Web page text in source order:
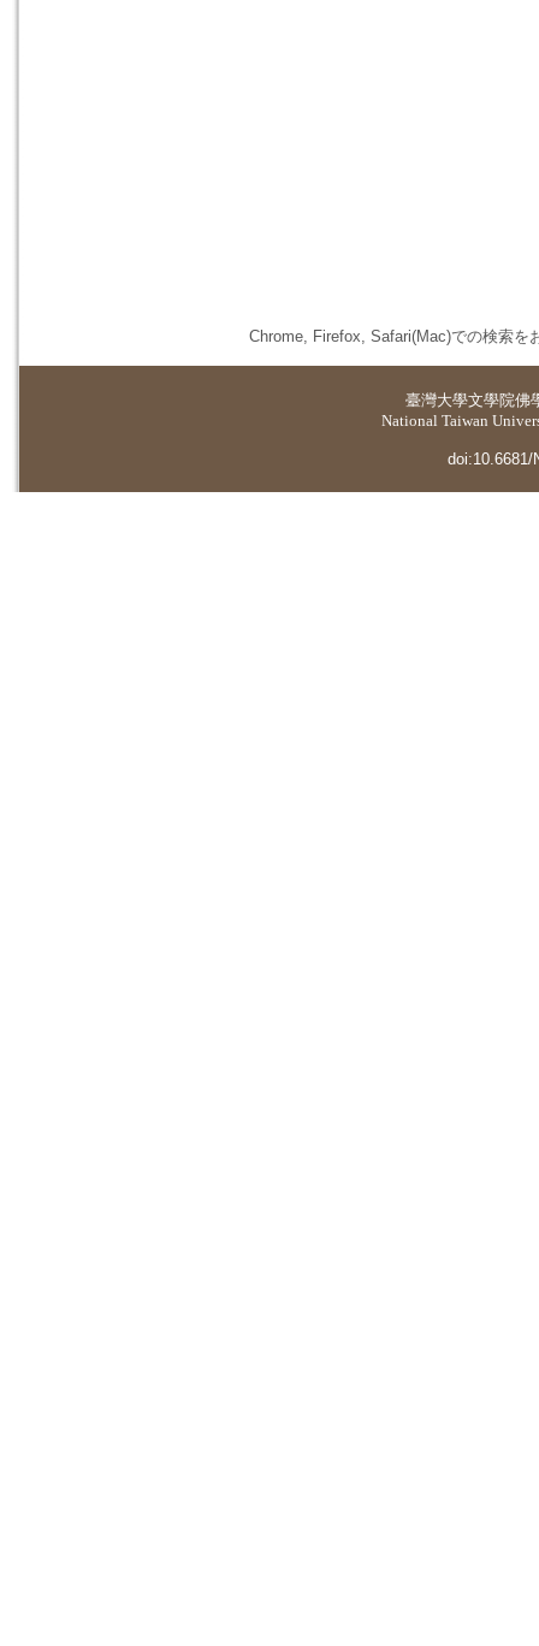
Chrome, Firefox, Safari(Mac)での検索を
臺灣大學文學院佛
National Taiwan
doi:10.6681/